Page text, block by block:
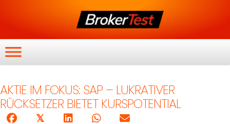
AKTIE IM FOKUS: SAP – LUKRATIVER
RÜCKSETZER BIETET KURSPOTENTIAL
𝕏